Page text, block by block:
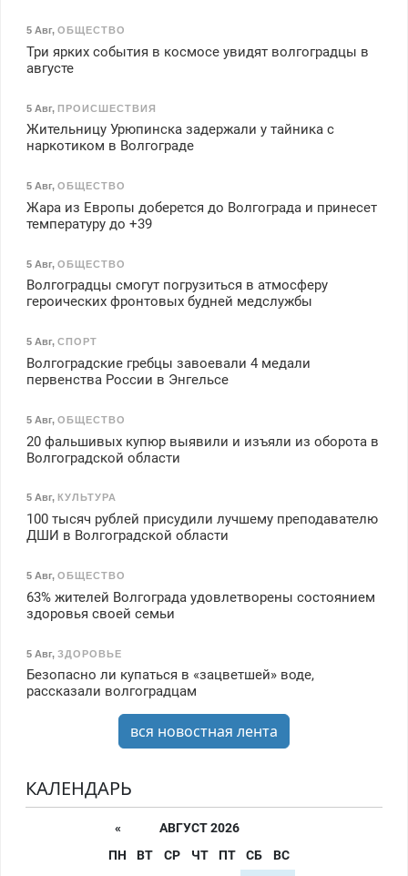
5 Авг, ОБЩЕСТВО
Три ярких события в космосе увидят волгоградцы в
августе
5 Авг, ПРОИСШЕСТВИЯ
Жительницу Урюпинска задержали у тайника с
наркотиком в Волгограде
5 Авг, ОБЩЕСТВО
Жара из Европы доберется до Волгограда и принесет
температуру до +39
5 Авг, ОБЩЕСТВО
Волгоградцы смогут погрузиться в атмосферу
героических фронтовых будней медслужбы
5 Авг, СПОРТ
Волгоградские гребцы завоевали 4 медали
первенства России в Энгельсе
5 Авг, ОБЩЕСТВО
20 фальшивых купюр выявили и изъяли из оборота в
Волгоградской области
5 Авг, КУЛЬТУРА
100 тысяч рублей присудили лучшему преподавателю
ДШИ в Волгоградской области
5 Авг, ОБЩЕСТВО
63% жителей Волгограда удовлетворены состоянием
здоровья своей семьи
5 Авг, ЗДОРОВЬЕ
Безопасно ли купаться в «зацветшей» воде,
рассказали волгоградцам
вся новостная лента
КАЛЕНДАРЬ
«
АВГУСТ 2026
ПН
ВТ СР ЧТ ПТ СБ
ВС